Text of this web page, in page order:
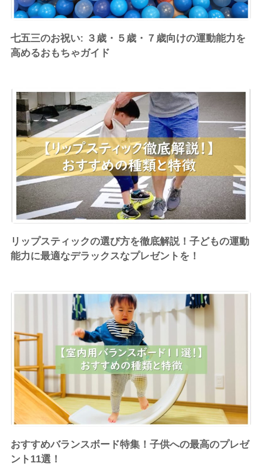
七五三のお祝い: ３歳・５歳・７歳向けの運動能力を
高めるおもちゃガイド
リップスティックの選び方を徹底解説！子どもの運動
能力に最適なデラックスなプレゼントを！
おすすめバランスボード特集！子供への最高のプレゼ
ント11選！